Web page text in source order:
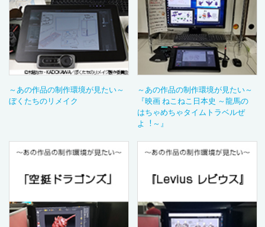
～あの作品の制作環境が見たい～
ぼくたちのリメイク
～あの作品の制作環境が見たい～
『映画 ねこねこ日本史 ～龍馬の
はちゃめちゃタイムトラベルぜ
よ︕～』